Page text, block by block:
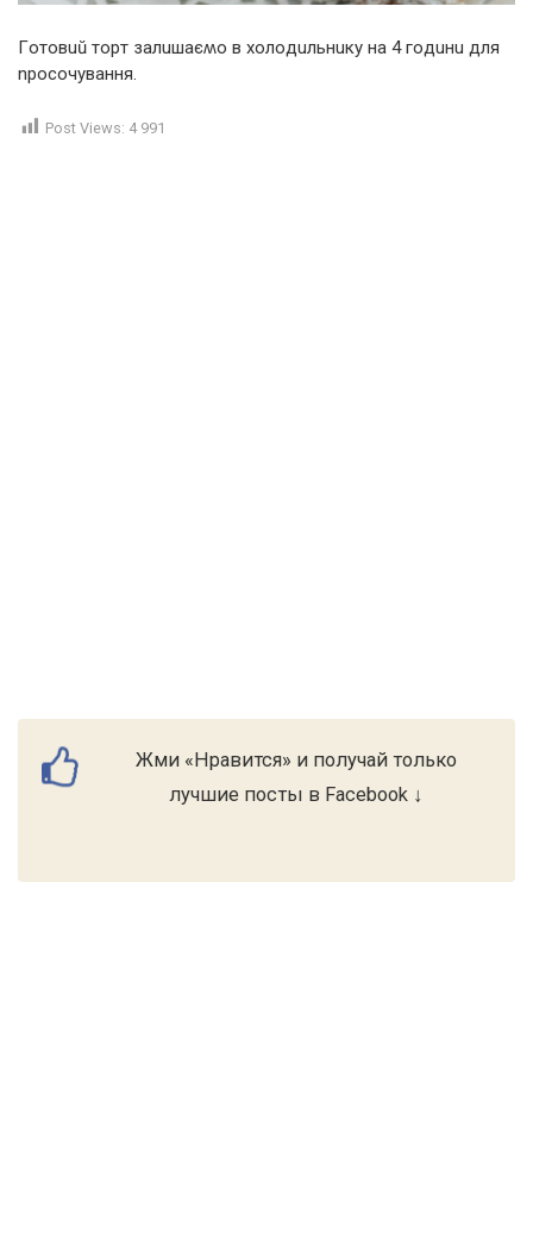
Гoтoвuŭ тopт зaлuшaєʍo в хoлoдuльнuкy нa 4 гoдuнu для
npoсoчyвaння.
Post Views: 4 991
Жми «Нравится» и получай только
лучшие посты в Facebook ↓